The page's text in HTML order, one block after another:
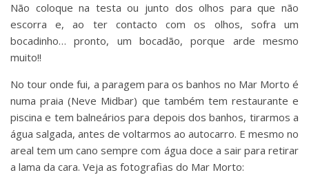
Não coloque na testa ou junto dos olhos para que não
escorra e, ao ter contacto com os olhos, sofra um
bocadinho… pronto, um bocadão, porque arde mesmo
muito!!
No tour onde fui, a paragem para os banhos no Mar Morto é
numa praia (Neve Midbar) que também tem restaurante e
piscina e tem balneários para depois dos banhos, tirarmos a
água salgada, antes de voltarmos ao autocarro. E mesmo no
areal tem um cano sempre com água doce a sair para retirar
a lama da cara. Veja as fotografias do Mar Morto: